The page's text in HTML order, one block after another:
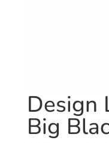
Design
Big